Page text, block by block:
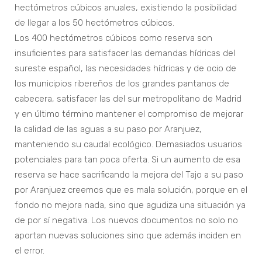
hectómetros cúbicos anuales, existiendo la posibilidad
de llegar a los 50 hectómetros cúbicos.
Los 400 hectómetros cúbicos como reserva son
insuficientes para satisfacer las demandas hídricas del
sureste español, las necesidades hídricas y de ocio de
los municipios ribereños de los grandes pantanos de
cabecera, satisfacer las del sur metropolitano de Madrid
y en último término mantener el compromiso de mejorar
la calidad de las aguas a su paso por Aranjuez,
manteniendo su caudal ecológico. Demasiados usuarios
potenciales para tan poca oferta. Si un aumento de esa
reserva se hace sacrificando la mejora del Tajo a su paso
por Aranjuez creemos que es mala solución, porque en el
fondo no mejora nada, sino que agudiza una situación ya
de por sí negativa. Los nuevos documentos no solo no
aportan nuevas soluciones sino que además inciden en
el error.